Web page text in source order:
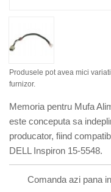
Produsele pot avea mici
furnizor.
Memoria pentru Mufa
este conceputa sa
producator, fiind
DELL Inspiron 15-5548.
Comanda azi pana